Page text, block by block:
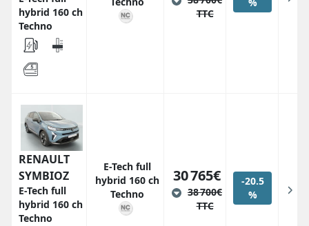
hybrid 160 ch
Techno
TTC
RENAULT
SYMBIOZ
E-Tech full
hybrid 160 ch
Techno
E-Tech full
hybrid 160 ch
Techno
30 765€
38 700€
TTC
-20.5
%